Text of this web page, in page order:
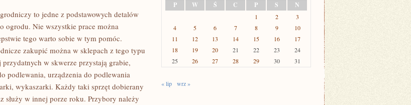
to jedne z podstawowych detalów
ogrodu. Nie wszystkie prace można
tego warto sobie w tym pomóc.
zakupić można w sklepach z tego typu
w skwerze przystają grabie,
podlewania, urządzenia do podlewania
wykaszarki. Każdy taki sprzęt dobierany
służy w innej porze roku. Przybory należy
P
W Ś C P S N
1 2
3
4
5 6 7 8 9
10
11
12 13 14 15 16
17
18
19 20 21 22 23
24
25
26 27 28 29 30 31
« lip wrz »